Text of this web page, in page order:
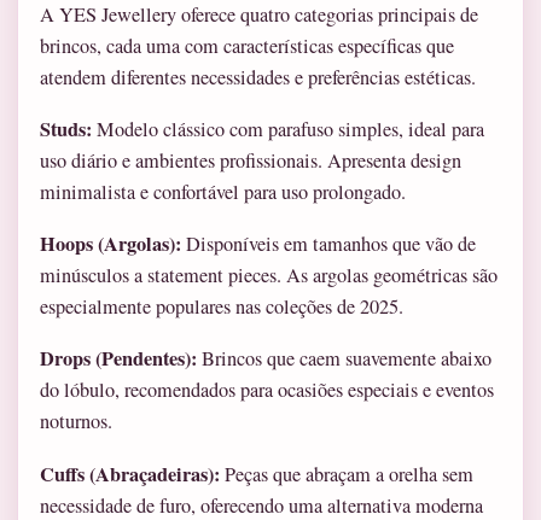
A YES Jewellery oferece quatro categorias principais de
brincos, cada uma com características específicas que
atendem diferentes necessidades e preferências estéticas.
Studs: Modelo clássico com parafuso simples, ideal para
uso diário e ambientes profissionais. Apresenta design
minimalista e confortável para uso prolongado.
Hoops (Argolas): Disponíveis em tamanhos que vão de
minúsculos a statement pieces. As argolas geométricas são
especialmente populares nas coleções de 2025.
Drops (Pendentes): Brincos que caem suavemente abaixo
do lóbulo, recomendados para ocasiões especiais e eventos
noturnos.
Cuffs (Abraçadeiras): Peças que abraçam a orelha sem
necessidade de furo, oferecendo uma alternativa moderna